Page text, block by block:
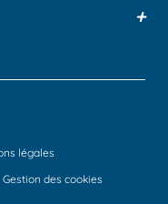
+
légales
Gestion des cookies